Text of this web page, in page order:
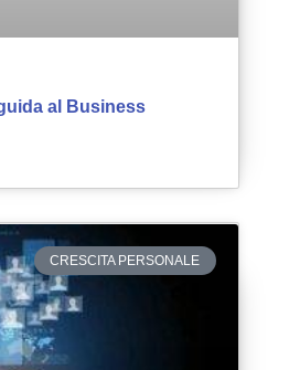
al Business
CRESCITA PERSONALE